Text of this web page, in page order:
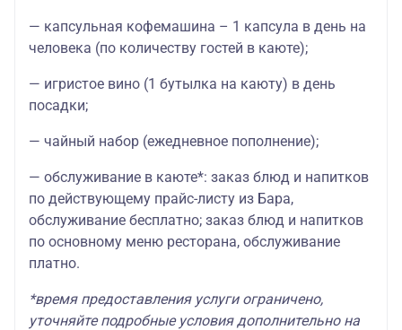
— капсульная кофемашина – 1 капсула в день на
человека (по количеству гостей в каюте);
— игристое вино (1 бутылка на каюту) в день
посадки;
— чайный набор (ежедневное пополнение);
— обслуживание в каюте*: заказ блюд и напитков
по действующему прайс-листу из Бара,
обслуживание бесплатно; заказ блюд и напитков
по основному меню ресторана, обслуживание
платно.
*время предоставления услуги ограничено,
уточняйте подробные условия дополнительно на